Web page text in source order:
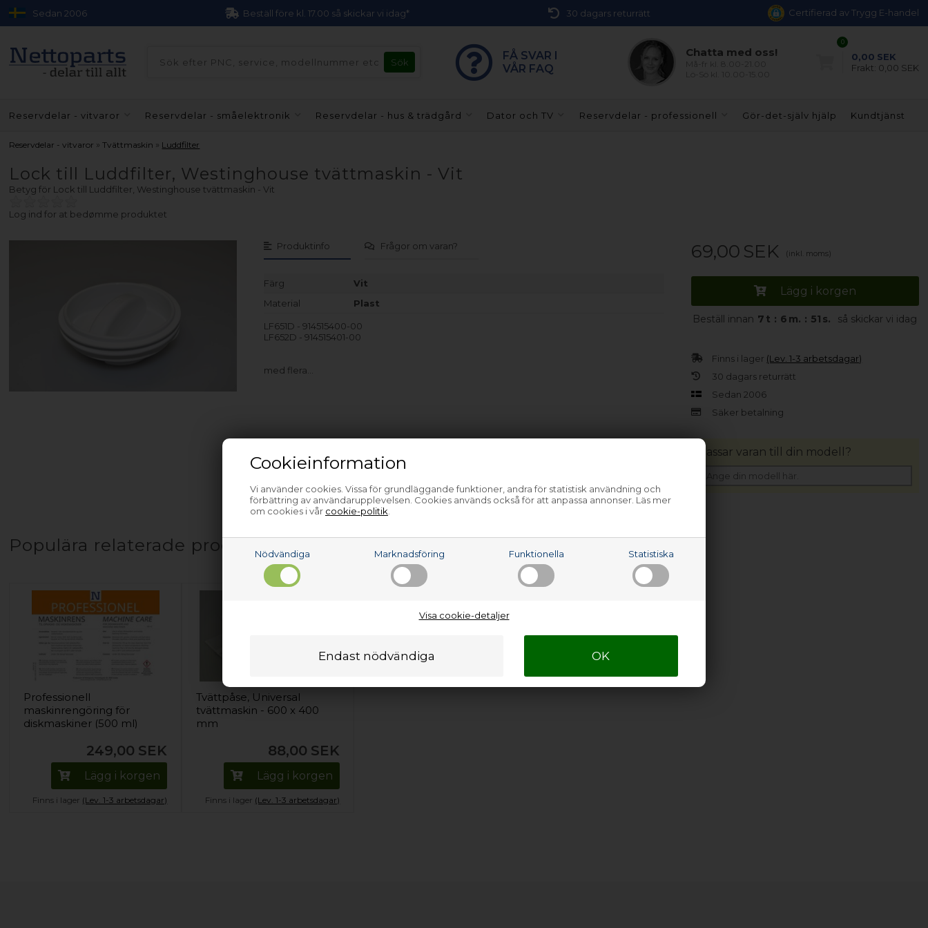
Cookieinformation
Vi använder cookies. Vissa för grundläggande funktioner, andra för statistisk användning och
förbättring av användarupplevelsen. Cookies används också för att anpassa annonser. Läs mer
om cookies i vår cookie-politik
Nödvändiga Marknadsföring Funktionella Statistiska
Visa cookie-detaljer
Sedan 2006 Beställ före kl. 17.00 så skickar vi idag* 30 dagars returrätt Certifierad av Trygg E-handel
FÅ SVAR I
VÅR FAQ
Chatta med oss!
0
0,00 SEK
Frakt: 0,00 SEK
Reservdelar - vitvaror Reservdelar - småelektronik Reservdelar - hus & trädgård Dator och TV Reservdelar - professionell Gör-det-själv hjälp Kundtjänst
Reservdelar - vitvaror »Tvättmaskin » Luddfilter
Lock till Luddfilter, Westinghouse tvättmaskin - Vit
Betyg för Lock till Luddfilter, Westinghouse tvättmaskin - Vit
Log ind for at bedømme produktet
Produktinfo Frågor om varan?
Färg
Vit
Material
Plast
LF651D - 914515400-00
LF652D - 914515401-00
med flera…
69,00 SEK (inkl. moms)
Lägg i korgen
Beställ innan 7 t : 6 m. : 51 s. så skickar vi idag
Finns i lager (Lev. 1-3 arbetsdagar)
30 dagars returrätt
Sedan 2006
Säker betalning
Passar varan till din modell?
Populära relaterade produkter
Professionell
maskinrengöring för
diskmaskiner (500 ml)
249,00 SEK
Lägg i korgen
Finns i lager (Lev. 1-3 arbetsdagar)
Tvättpåse, Universal
tvättmaskin - 600 x 400
mm
88,00 SEK
Lägg i korgen
Finns i lager (Lev. 1-3 arbetsdagar)